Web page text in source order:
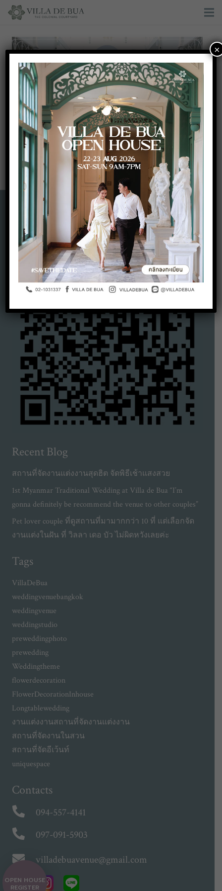
Mommy Booster Press-Conference
Google Maps QR Code
Recent Blog
สถานที่จัดงานแต่งงานสุดฮิต จัดพิธีเช้าแสงสวย
1st Myanmar Traditional Wedding at Villa de Bua “I’m
gonna definitely be recommend the venue to other couples”
Pet lover couple ที่ดูสถานที่มามากกว่า 10 ที่ แต่เลือกจัด
งานแต่งในฝัน ที่ วิลลา เดอ บัว ไม่ผิดหวังเลยค่ะ
Tags
VillaDeBua
weddingvenuebangkok
weddingvenue
weddingstudio
preweddingphoto
prewedding
Weddingtheme
flowerdecoration
FlowerDecorationInhouse
Longtablewedding
งานแต่งงานสถานที่จัดงานแต่งงาน
สถานที่จัดงานในสวน
สถานที่จัดอีเว้นท์
uniquespace
Contacts
094-557-4141
097-091-5903
villadebuavenue@gmail.com
OPEN HOUSE
REGISTER
×